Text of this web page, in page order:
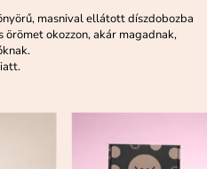
masnival ellátott díszdobozba
okozzon, akár magadnak,